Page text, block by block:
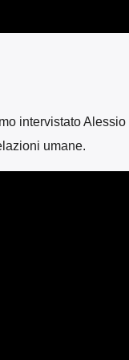
intervistato
umane.